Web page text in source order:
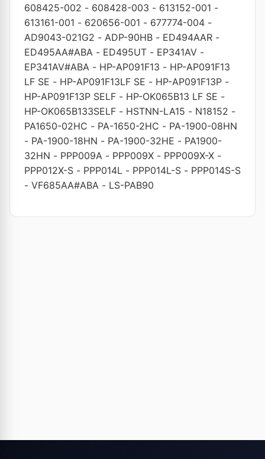
608425-002 - 608428-003 - 613152-001 -
613161-001 - 620656-001 - 677774-004 -
AD9043-021G2 - ADP-90HB - ED494AAR -
ED495AA#ABA - ED495UT - EP341AV -
EP341AV#ABA - HP-AP091F13 - HP-AP091F13
LF SE - HP-AP091F13LF SE - HP-AP091F13P -
HP-AP091F13P SELF - HP-OK065B13 LF SE -
HP-OK065B133SELF - HSTNN-LA15 - N18152 -
PA1650-02HC - PA-1650-2HC - PA-1900-08HN
- PA-1900-18HN - PA-1900-32HE - PA1900-
32HN - PPP009A - PPP009X - PPP009X-X -
PPP012X-S - PPP014L - PPP014L-S - PPP014S-S
- VF685AA#ABA - LS-PAB90